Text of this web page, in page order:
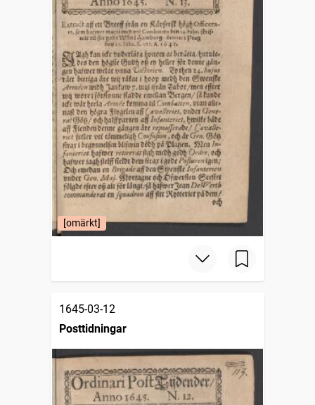
[omärkt]
1645-03-12
Posttidningar